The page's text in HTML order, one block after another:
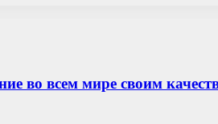
во всем мире своим